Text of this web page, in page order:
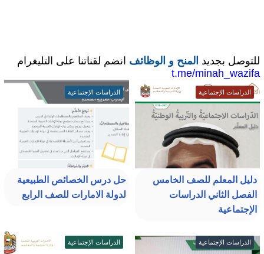
للتوصل بجديد المنح و الوظائف انضم لقناتنا على التليغرام
t.me/minah_wazifa
الدراسات الإجتماعية
دليل المعلم للصف الخامس
الفصل الثاني الدراسات
الإجتماعية
الدراسات الإجتماعية
حل درس الخصائص الطبيعية
لدولة الامارات للصف الرابع
الدراسات الإجتماعية الدراسات الإجتماعية